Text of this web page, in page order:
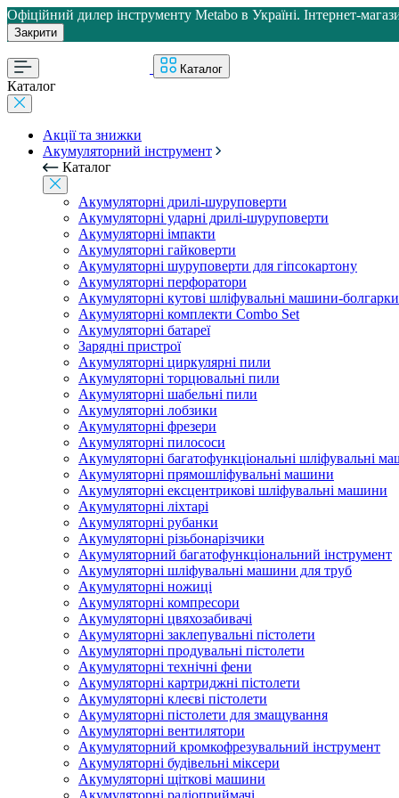
Офіційний дилер інструменту Metabo в Україні. Інтернет-
Закрити
Каталог
Каталог
Акції та знижки
Акумуляторний інструмент
Каталог
Акумуляторні дрилі-шуруповерти
Акумуляторні ударні дрилі-шуруповерти
Акумуляторні імпакти
Акумуляторні гайковерти
Акумуляторні шуруповерти для гіпсокартону
Акумуляторні перфоратори
Акумуляторні кутові шліфувальні машини-болгарки
Акумуляторні комплекти Combo Set
Акумуляторні батареї
Зарядні пристрої
Акумуляторні циркулярні пили
Акумуляторні торцювальні пили
Акумуляторні шабельні пили
Акумуляторні лобзики
Акумуляторні фрезери
Акумуляторні пилососи
Акумуляторні багатофункціональні шліфувальні
Акумуляторні прямошліфувальні машини
Акумуляторні ексцентрикові шліфувальні машини
Акумуляторні ліхтарі
Акумуляторні рубанки
Акумуляторні різьбонарізчики
Акумуляторний багатофункціональний інструмент
Акумуляторні шліфувальні машини для труб
Акумуляторні ножиці
Акумуляторні компресори
Акумуляторні цвяхозабивачі
Акумуляторні заклепувальні пістолети
Акумуляторні продувальні пістолети
Акумуляторні технічні фени
Акумуляторні картриджні пістолети
Акумуляторні клеєві пістолети
Акумуляторні пістолети для змащування
Акумуляторні вентилятори
Акумуляторний кромкофрезувальний інструмент
Акумуляторні будівельні міксери
Акумуляторні щіткові машини
Акумуляторні радіоприймачі